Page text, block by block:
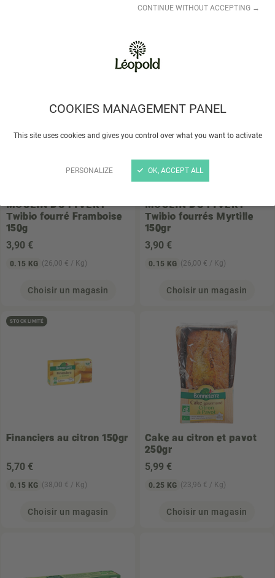
COOKIES MANAGEMENT PANEL
This site uses cookies and gives you control over what you want to activate
PERSONALIZE
CONTINUE WITHOUT ACCEPTING →
OK, ACCEPT ALL
4,09 €
MOULIN DU PIVERT
Twibio fourré Framboise
150g
3,90 €
0.15 KG (26,00 € / Kg)
Choisir un magasin
MOULIN DU PIVERT
Twibio fourrés Myrtille
150gr
3,90 €
0.15 KG (26,00 € / Kg)
Choisir un magasin
STOCK LIMITÉ
Financiers au citron 150gr
5,70 €
0.15 KG (38,00 € / Kg)
Choisir un magasin
Cake au citron et pavot
250gr
5,99 €
0.25 KG (23,96 € / Kg)
Choisir un magasin